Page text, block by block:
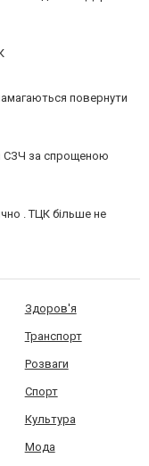
повернути
СЗЧ за спрощеною
. ТЦК більше не
Здоров'я
Транспорт
Розваги
Спорт
Культура
Мода